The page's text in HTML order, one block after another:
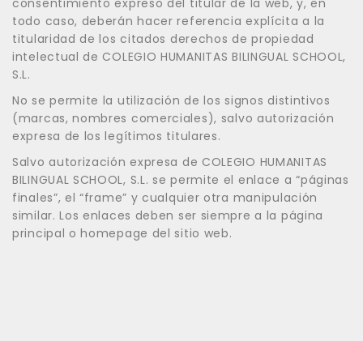
consentimiento expreso del titular de la web, y, en
todo caso, deberán hacer referencia explícita a la
titularidad de los citados derechos de propiedad
intelectual de COLEGIO HUMANITAS BILINGUAL SCHOOL,
S.L.
No se permite la utilización de los signos distintivos
(marcas, nombres comerciales), salvo autorización
expresa de los legítimos titulares.
Salvo autorización expresa de COLEGIO HUMANITAS
BILINGUAL SCHOOL, S.L. se permite el enlace a “páginas
finales”, el “frame” y cualquier otra manipulación
similar. Los enlaces deben ser siempre a la página
principal o homepage del sitio web.